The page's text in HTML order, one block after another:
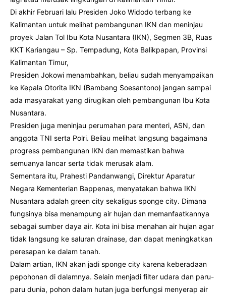
Di akhir Februari lalu Presiden Joko Widodo terbang ke
Kalimantan untuk melihat pembangunan IKN dan meninjau
proyek Jalan Tol Ibu Kota Nusantara (IKN), Segmen 3B, Ruas
KKT Kariangau – Sp. Tempadung, Kota Balikpapan, Provinsi
Kalimantan Timur,
Presiden Jokowi menambahkan, beliau sudah menyampaikan
ke Kepala Otorita IKN (Bambang Soesantono) jangan sampai
ada masyarakat yang dirugikan oleh pembangunan Ibu Kota
Nusantara.
Presiden juga meninjau perumahan para menteri, ASN, dan
anggota TNI serta Polri. Beliau melihat langsung bagaimana
progress pembangunan IKN dan memastikan bahwa
semuanya lancar serta tidak merusak alam.
Sementara itu, Prahesti Pandanwangi, Direktur Aparatur
Negara Kementerian Bappenas, menyatakan bahwa IKN
Nusantara adalah green city sekaligus sponge city. Dimana
fungsinya bisa menampung air hujan dan memanfaatkannya
sebagai sumber daya air. Kota ini bisa menahan air hujan agar
tidak langsung ke saluran drainase, dan dapat meningkatkan
peresapan ke dalam tanah.
Dalam artian, IKN akan jadi sponge city karena keberadaan
pepohonan di dalamnya. Selain menjadi filter udara dan paru-
paru dunia, pohon dalam hutan juga berfungsi menyerap air